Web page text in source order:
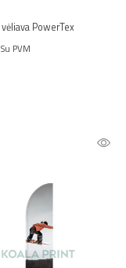
PowerTex
Su PVM